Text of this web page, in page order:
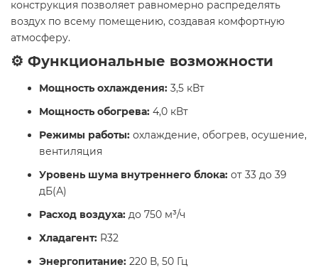
конструкция позволяет равномерно распределять
воздух по всему помещению, создавая комфортную
атмосферу.
⚙️ Функциональные возможности
Мощность охлаждения: 3,5 кВт
Мощность обогрева: 4,0 кВт
Режимы работы: охлаждение, обогрев, осушение,
вентиляция
Уровень шума внутреннего блока: от 33 до 39
дБ(А)
Расход воздуха: до 750 м³/ч
Хладагент: R32
Энергопитание: 220 В, 50 Гц